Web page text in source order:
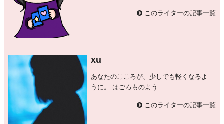
このライターの記事一覧
xu
あなたのこころが、少しでも軽くなるよ
うに。 はごろものよう...
このライターの記事一覧